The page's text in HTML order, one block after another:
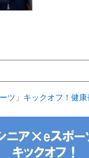
ーツ」キックオフ！健